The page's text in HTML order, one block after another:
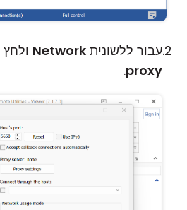
עבור ללשונית Network
proxy
.